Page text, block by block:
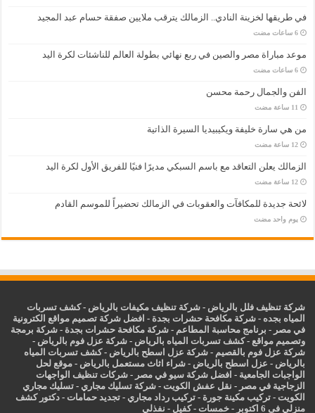
في طريقها لخزينة النادي.. الزمالك يترقب ملايين صفقة حسام عبد المجيد
‏6 ساعات مضت
موعد مباراة مصر والصين في ربع نهائي بطولة العالم للناشئات لكرة اليد
‏6 ساعات مضت
الفن والجمال رحمة محسن
من هي سارة خليفة ويكيبيديا السيرة الذاتية
‏12 ساعة مضت
الزمالك يعلن التعاقد مع باسم السبكي مديرًا فنيًا للفريق الأول لكرة اليد
‏12 ساعة مضت
لائحة جديدة للمكافآت والعقوبات في الزمالك تحضيراً للموسم القادم
‏يوم واحد مضت
شركة تنظيف فلل بالرياض -شركة تنظيف مكيفات بالرياض -كشف تسربات
المياه بجده -شركة مكافحة حشرات بجدة - افضل شركة تصميم مواقع الكترونية
في مصر - برنامج محاسبة المطاعم -شركة مكافحة حشرات بجدة -شركة برمجة
وتصميم مواقع -كشف تسربات المياه بالرياض -شركة عزل فوم بالرياض -
شركة عزل فوم بالقصيم -شركة عزل اسطح بالرياض -كشف تسربات المياه
بالرياض - عزل اسطح بالرياض -شراء اثاث مستعمل بالرياض - موقع لحل
الواجبات الجامعية - افضل شركة سيو في مصر -شركات تنظيف الواجهات
الزجاجية في مصر - نقل عفش الكويت -شركة تسليك مجاري -تسليك مجاري
الكويت -تركيب مكينة جورة -تركيب رداد مجاري -تجديد حمامات -دكتور كشف
منزلي فى 6 اكتوبر
-خمسات -كفيل - نفذلي